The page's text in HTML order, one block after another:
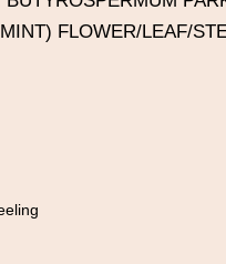
FLOWER/LEAF/